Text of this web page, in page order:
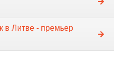
Литве - премьер